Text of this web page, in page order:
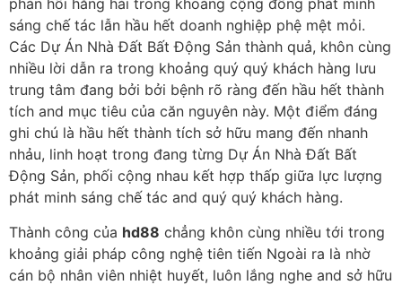
phản hồi hăng hái trong khoảng cộng đồng phát minh
sáng chế tác lẫn hầu hết doanh nghiệp phệ mệt mỏi.
Các Dự Án Nhà Đất Bất Động Sản thành quả, khôn cùng
nhiều lời dẫn ra trong khoảng quý quý khách hàng lưu
trung tâm đang bởi bởi bệnh rõ ràng đến hầu hết thành
tích and mục tiêu của căn nguyên này. Một điểm đáng
ghi chú là hầu hết thành tích sở hữu mang đến nhanh
nhảu, linh hoạt trong đang từng Dự Án Nhà Đất Bất
Động Sản, phối cộng nhau kết hợp thấp giữa lực lượng
phát minh sáng chế tác and quý quý khách hàng.
Thành công của hd88 chẳng khôn cùng nhiều tới trong
khoảng giải pháp công nghệ tiên tiến Ngoài ra là nhờ
cán bộ nhân viên nhiệt huyết, luôn lắng nghe and sở hữu